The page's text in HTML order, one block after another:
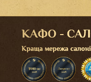
КАФО -
Краща мережа